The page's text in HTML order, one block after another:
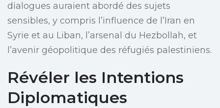
dialogues auraient abordé des sujets
sensibles, y compris l’influence de l’Iran en
Syrie et au Liban, l’arsenal du Hezbollah, et
l’avenir géopolitique des réfugiés palestiniens.
Révéler les Intentions
Diplomatiques